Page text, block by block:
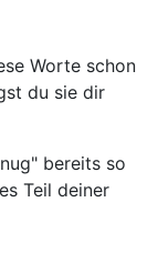
Worte schon
du sie dir
bereits so
Teil deiner